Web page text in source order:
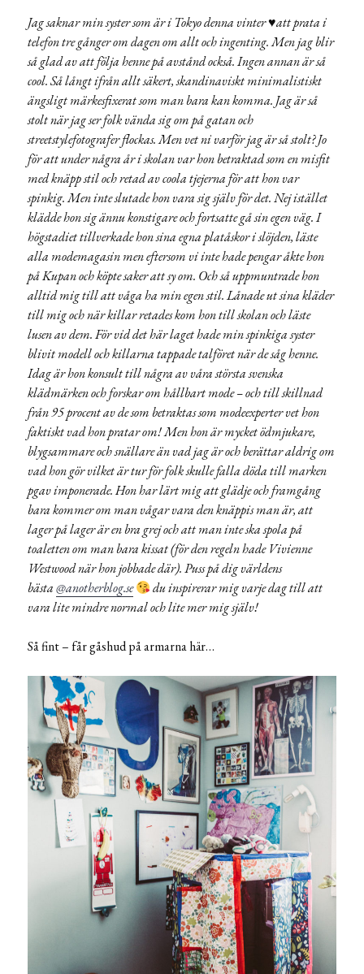
Jag saknar min syster som är i Tokyo denna vinter ♥️att prata i
telefon tre gånger om dagen om allt och ingenting. Men jag blir
så glad av att följa henne på avstånd också. Ingen annan är så
cool. Så långt ifrån allt säkert, skandinaviskt minimalistiskt
ängsligt märkesfixerat som man bara kan komma. Jag är så
stolt när jag ser folk vända sig om på gatan och
streetstylefotografer flockas. Men vet ni varför jag är så stolt? Jo
för att under några år i skolan var hon betraktad som en misfit
med knäpp stil och retad av coola tjejerna för att hon var
spinkig. Men inte slutade hon vara sig själv för det. Nej istället
klädde hon sig ännu konstigare och fortsatte gå sin egen väg. I
högstadiet tillverkade hon sina egna platåskor i slöjden, läste
alla modemagasin men eftersom vi inte hade pengar åkte hon
på Kupan och köpte saker att sy om. Och så uppmuntrade hon
alltid mig till att våga ha min egen stil. Lånade ut sina kläder
till mig och när killar retades kom hon till skolan och läste
lusen av dem. För vid det här laget hade min spinkiga syster
blivit modell och killarna tappade talföret när de såg henne.
Idag är hon konsult till några av våra största svenska
klädmärken och forskar om hållbart mode – och till skillnad
från 95 procent av de som betraktas som modeexperter vet hon
faktiskt vad hon pratar om! Men hon är mycket ödmjukare,
blygsammare och snällare än vad jag är och berättar aldrig om
vad hon gör vilket är tur för folk skulle falla döda till marken
pgav imponerade. Hon har lärt mig att glädje och framgång
bara kommer om man vågar vara den knäppis man är, att
lager på lager är en bra grej och att man inte ska spola på
toaletten om man bara kissat (för den regeln hade Vivienne
Westwood när hon jobbade där). Puss på dig världens
bästa@anotherblog.se
du inspirerar mig varje dag till att
vara lite mindre normal och lite mer mig själv!
Så fint – får gåshud på armarna här…